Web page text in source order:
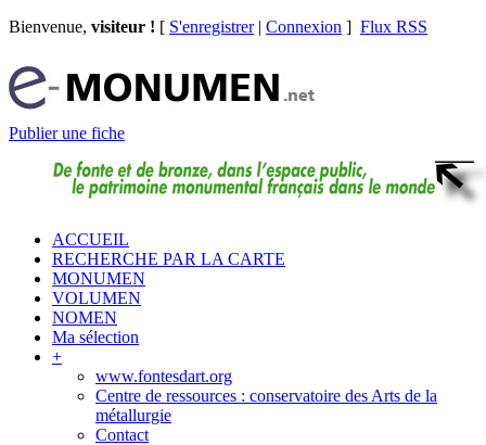
Bienvenue, visiteur ! [ S'enregistrer| Connexion ] Flux RSS
Publier une fiche
ACCUEIL
RECHERCHE PAR LA CARTE
MONUMEN
VOLUMEN
NOMEN
Ma sélection
+
www.fontesdart.org
Centre de ressources : conservatoire des Arts de la
métallurgie
Contact